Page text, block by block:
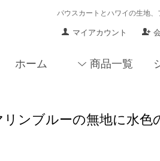
パウスカートとハワイの生地
マイアカウント
ホーム 商品一覧
ンブルーの無地に水